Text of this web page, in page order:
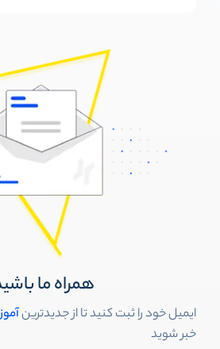
همراه ما
ایمیل خود را ثبت کنید تا از جدیدترین
خبر شوید